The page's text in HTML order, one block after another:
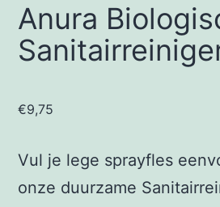
Anura
€9,75
Vul je lege sprayfles
onze duurzame